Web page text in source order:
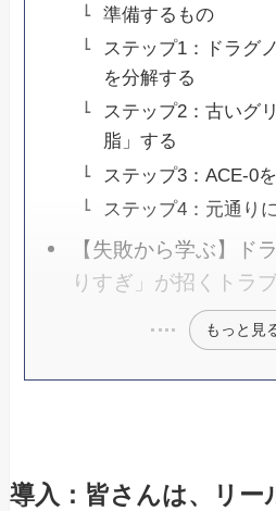
準備するもの
ステップ1：ドラグ
を分解する
ステップ2：古いグ
脂」する
ステップ3：ACE-0
ステップ4：元通り
【失敗から学ぶ】ド
りすぎ」が招くトラ
もっと見
導入：皆さんは、リー